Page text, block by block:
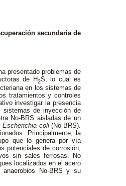
secundaria de
presentado problemas de
de H2S; lo cual es
en los sistemas de
tratamientos y controles
investigar la presencia
sistemas de inyección de
No-BRS aisladas de un
Escherichia coli (No-BRS).
Principalmente, la
que lo genera por vía
potenciales de corrosión,
sin sales ferrosas. No
localizados en el acero
No-BRS y su